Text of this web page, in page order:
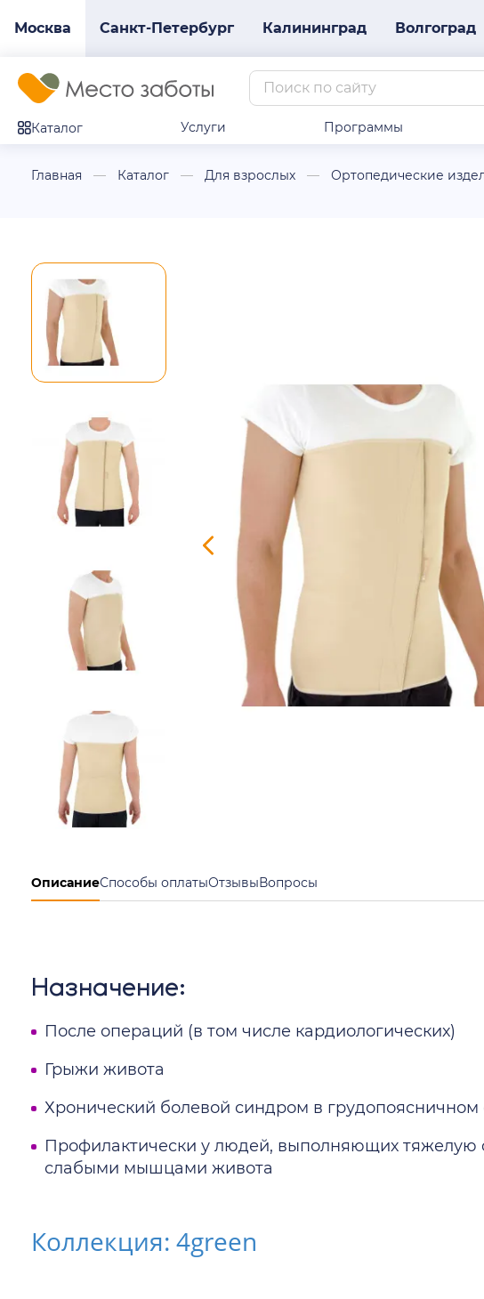
Москва Санкт-Петербург Калининград Волгоград
Каталог Услуги Программы
Главная Каталог Для взрослых Ортопедические
ОписаниеСпособы оплатыОтзывыВопросы
Назначение:
После операций (в том числе кардиологических)
Грыжи живота
Хронический болевой синдром в грудопоясничном
Профилактически у людей, выполняющих тяжелую
слабыми мышцами живота
Коллекция: 4green